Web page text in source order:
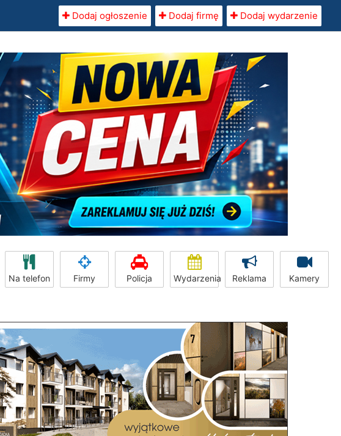
Dodaj ogłoszenie Dodaj firmę Dodaj wydarzenie
Na telefon Firmy Policja Wydarzenia Reklama Kamery